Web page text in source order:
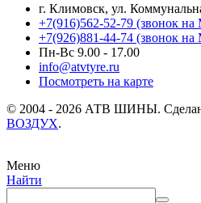
г. Климовск, ул.
+7(916)562-52-79 (звонок
+7(926)881-44-74 (звонок на
Пн-Вс 9.00 - 17.00
info@atvtyre.ru
Посмотреть на карте
© 2004 - 2026 АТВ ШИНЫ.
ВОЗДУХ.
Меню
Найти